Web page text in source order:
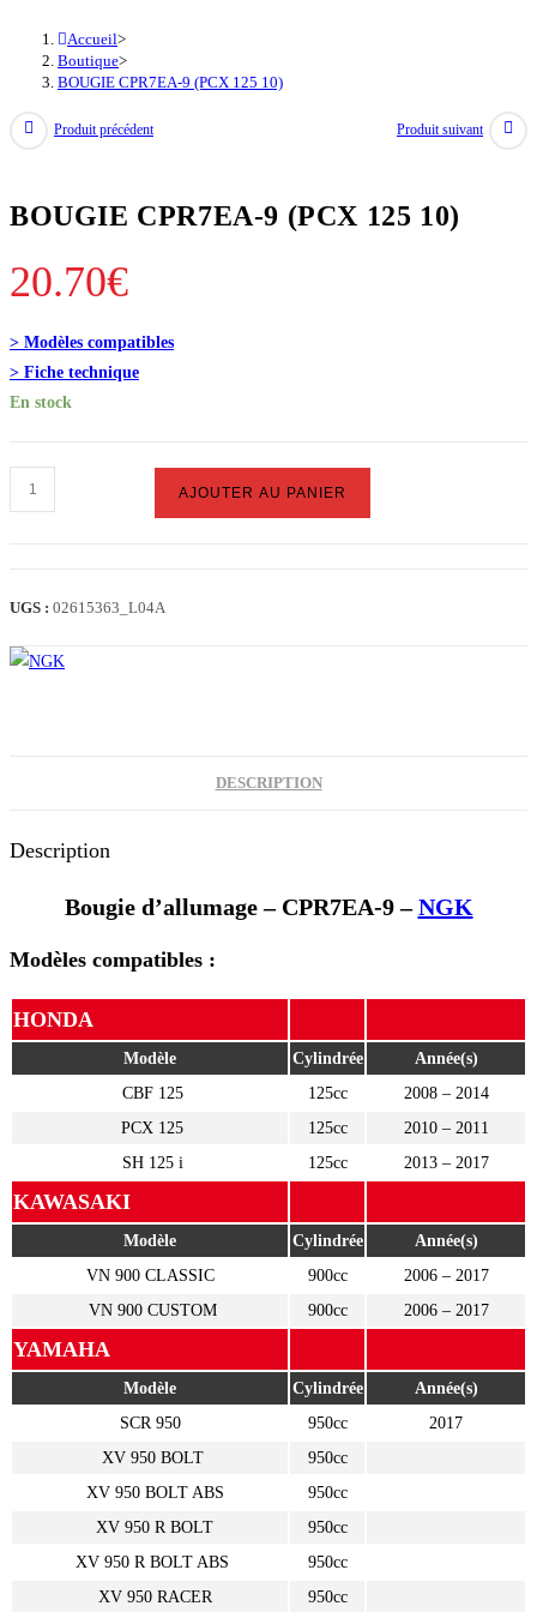
Accueil>
Boutique>
BOUGIE CPR7EA-9 (PCX 125 10)
Produit précédent Produit suivant
BOUGIE CPR7EA-9 (PCX 125 10)
20.70€
> Modèles compatibles
> Fiche technique
En stock
quantité
de
9
125
AJOUTER AU PANIER
UGS : 02615363_L04A
DESCRIPTION
Description
Bougie d’allumage – CPR7EA-9 –NGK
Modèles compatibles :
HONDA
Modèle Cylindrée
Année(s)
CBF 125
125cc
2008 – 2014
PCX 125
125cc
2010 – 2011
SH 125 i
125cc 2013 – 2017
KAWASAKI
Modèle Cylindrée
Année(s)
VN 900 CLASSIC
900cc
2006 – 2017
VN 900 CUSTOM
900cc 2006 – 2017
YAMAHA
Modèle Cylindrée
Année(s)
SCR 950
950cc
2017
XV 950 BOLT
950cc
XV 950 BOLT ABS
950cc
XV 950 R BOLT
950cc
XV 950 R BOLT ABS
950cc
XV 950 RACER
950cc